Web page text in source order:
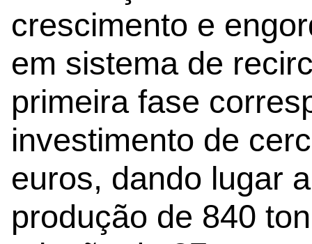
crescimento e
em sistema de
primeira fase
investimento de
euros, dando lugar
produção de 840